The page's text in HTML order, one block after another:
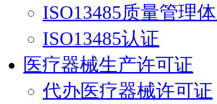
ISO13485质量管理
ISO13485认证
医疗器械生产许可证
代办医疗器械许可证